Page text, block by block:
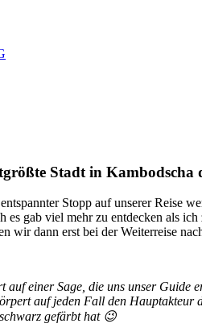
Stadt in Kambodscha
Stopp auf unserer Reise
es gab viel mehr zu entdecken als
wir dann erst bei der Weiterreise
einer Sage, die uns unser Guide
auf jeden Fall den Hauptakteur
gefärbt hat 😉